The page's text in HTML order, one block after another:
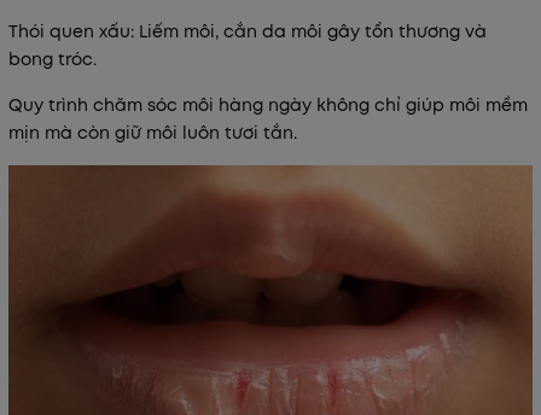
Thói quen xấu: Liếm môi, cắn da môi gây tổn thương và
bong tróc.
Quy trình chăm sóc môi hàng ngày không chỉ giúp môi mềm
mịn mà còn giữ môi luôn tươi tắn.